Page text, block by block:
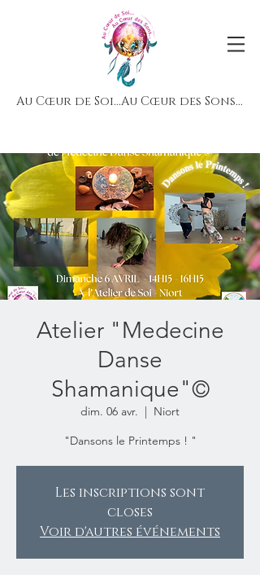
Au Cœur de Soi...Au Cœur des Sons...
Atelier "Medecine
Danse
Shamanique"©
dim. 06 avr.
  |
Niort
"Dansons le Printemps ! "
Les inscriptions sont
closes
Voir d'autres événements